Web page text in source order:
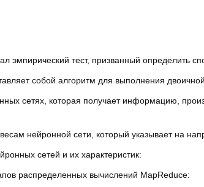
эмпирический тест, призванный определить
собой алгоритм для выполнения
сетях, которая получает информацию,
нейронной сети, который указывает на
сетей и их характеристик:
распределенных вычислений MapReduce: